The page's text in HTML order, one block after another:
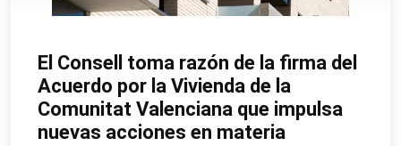
El Consell toma razón de la firma del
Acuerdo por la Vivienda de la
Comunitat Valenciana que impulsa
nuevas acciones en materia